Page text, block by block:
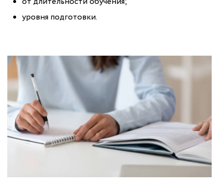
уровня подготовки.